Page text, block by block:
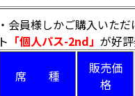
・会員様しかご購入いた
ト 「個人パス-2nd」 が好評
席 種
販売価
格